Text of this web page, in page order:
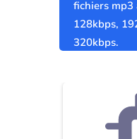
fichiers mp3
128kbps,
320kbps.